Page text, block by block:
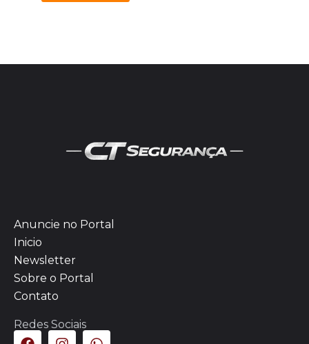
Anuncie no Portal
Inicio
Newsletter
Sobre o Portal
Contato
Redes Sociais